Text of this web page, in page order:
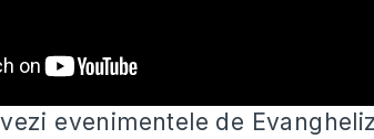
evenimentele de